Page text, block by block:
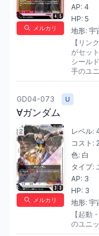
メルカリ
AP: 4
HP: 5
地形: 宇
【リン
がセッ
シール
手のユ
GD04-073 U
∀ガンダム
メルカリ
レベル:
コスト: 2
色: 白
タイプ:
AP: 3
HP: 3
地形: 宇
【起動
のユニ